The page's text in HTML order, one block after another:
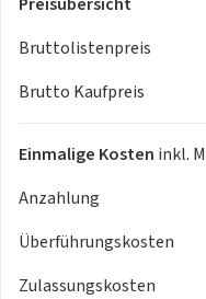
- Klimaautomatik mit
- Multimedia-System mit
- Sabelt-Rennsitze in
-
- Interieur Nähte in Grau
- Elektrisch anklappbare
Bruttolistenpreis
Brutto Kaufpreis
Einmalige Kosten inkl.
Anzahlung
Überführungskosten
Zulassungskosten